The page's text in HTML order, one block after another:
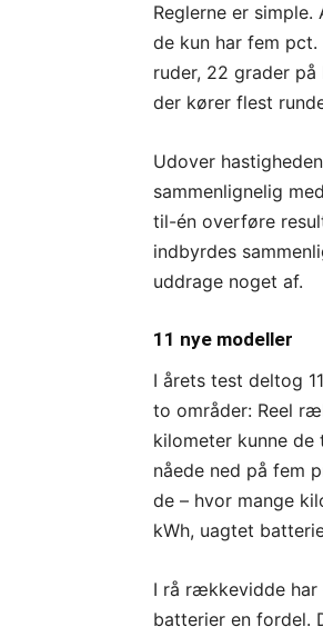
Reglerne er
de kun har fem
ruder, 22 grader på
der kører flest
Udover
sammenlignelig
til-én overføre
indbyrdes
uddrage noget af.
11 nye modeller
I årets test deltog
to områder: Reel
kilometer kunne
nåede ned på fem
de – hvor mange
kWh, uagtet
I rå rækkevidde
batterier en fordel.